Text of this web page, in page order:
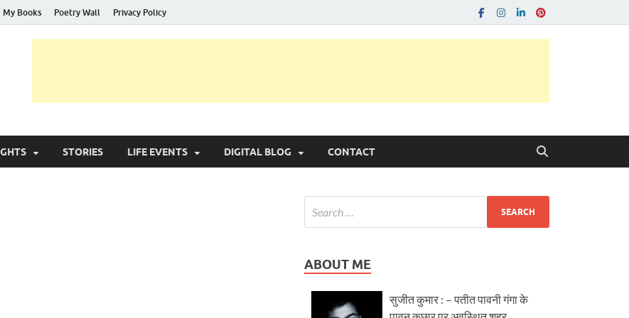
My Books Poetry Wall Privacy Policy
STORIES LIFE EVENTS DIGITAL BLOG CONTACT
ABOUT ME
सुजीत कुमार : – पतीत पावनी गंगा के